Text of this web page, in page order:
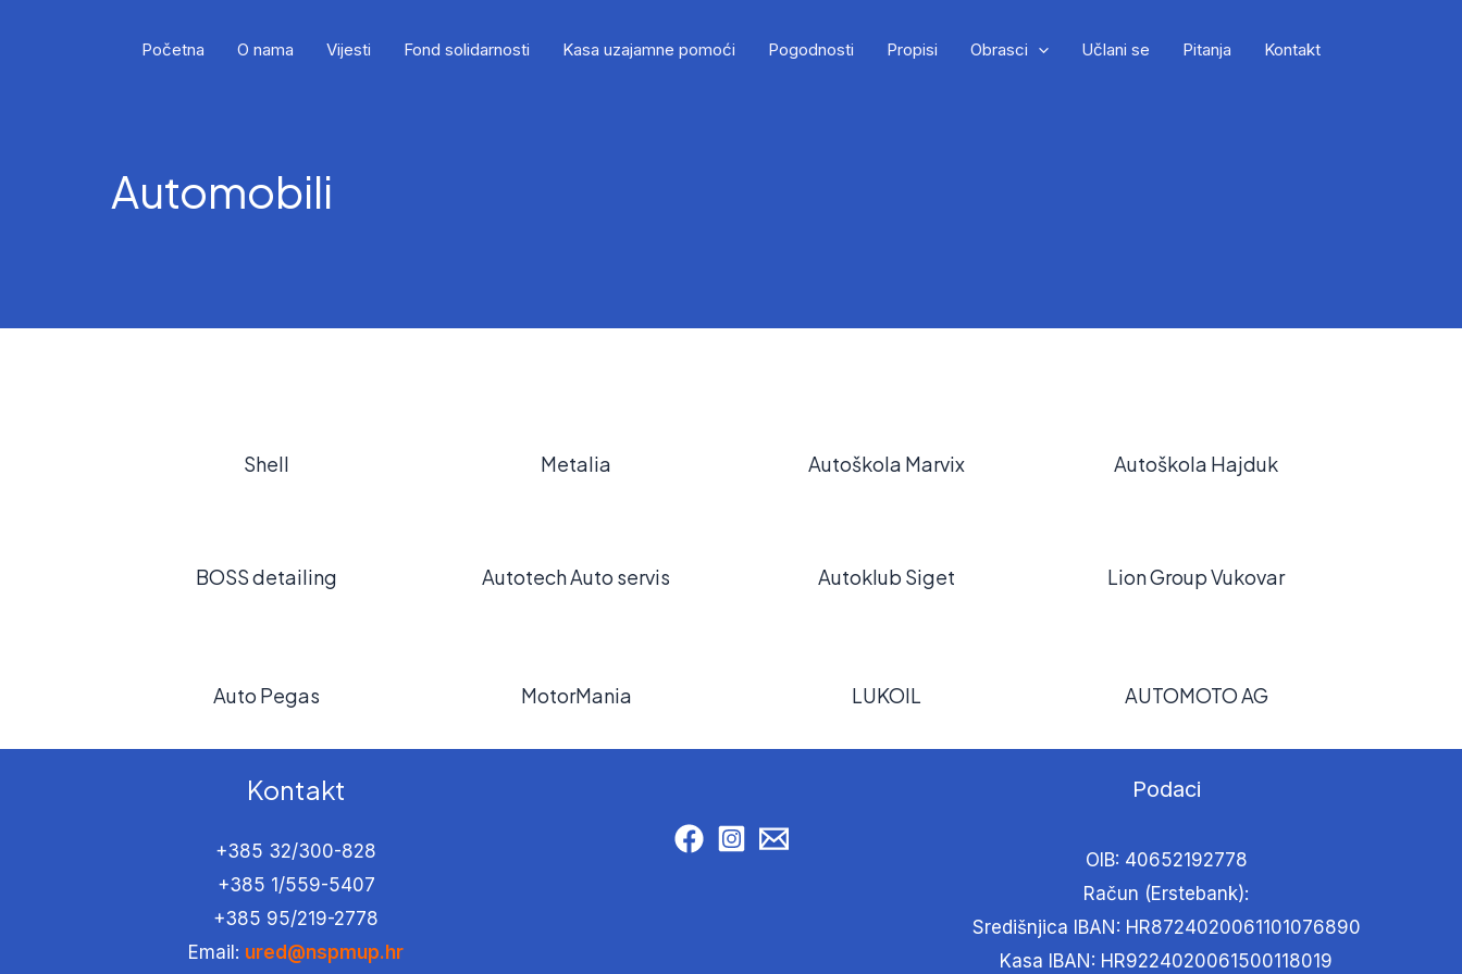
Početna O nama Vijesti Fond solidarnosti Kasa uzajamne pomoći Pogodnosti Propisi Obrasci Učlani se Pitanja Kontakt
Automobili
Shell Metalia Autoškola Marvix Autoškola Hajduk
BOSS detailing Autotech Auto servis Autoklub Siget Lion Group Vukovar
Auto Pegas MotorMania LUKOIL AUTOMOTO AG
Kontakt
+385 32/300-828
+385 1/559-5407
+385 95/219-2778
Email: ured@nspmup.hr
Podaci
OIB: 40652192778
Račun (Erstebank):
Središnjica IBAN: HR8724020061101076890
Kasa IBAN: HR9224020061500118019